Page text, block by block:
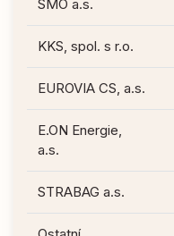
SMO a.s.
KKS, spol. s r.o.
EUROVIA CS, a.s.
E.ON Energie,
a.s.
STRABAG a.s.